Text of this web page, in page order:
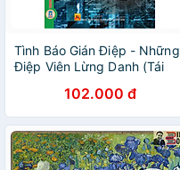
Tình Báo Gián Điệp - Những
Điệp Viên Lừng Danh (Tái
102.000 đ